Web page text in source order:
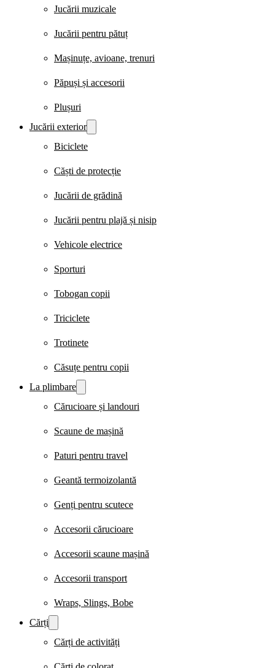
Jucării muzicale
Jucării pentru pătuț
Mașinuțe, avioane, trenuri
Păpuși și accesorii
Plușuri
Jucării exterior
Biciclete
Căști de protecție
Jucării de grădină
Jucării pentru plajă și nisip
Vehicole electrice
Sporturi
Tobogan copii
Triciclete
Trotinete
Căsuțe pentru copii
La plimbare
Cărucioare și landouri
Scaune de mașină
Paturi pentru travel
Geantă termoizolantă
Genți pentru scutece
Accesorii cărucioare
Accesorii scaune mașină
Accesorii transport
Wraps, Slings, Bobe
Cărți
Cărți de activități